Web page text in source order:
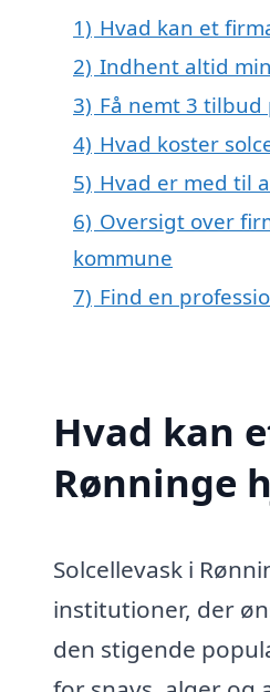
1) Hvad kan et
2) Indhent altid
3) Få nemt 3
4) Hvad koster
5) Hvad er med til
6) Oversigt over
kommune
7) Find en
Hvad kan
Rønninge
Solcellevask i
institutioner, der
den stigende